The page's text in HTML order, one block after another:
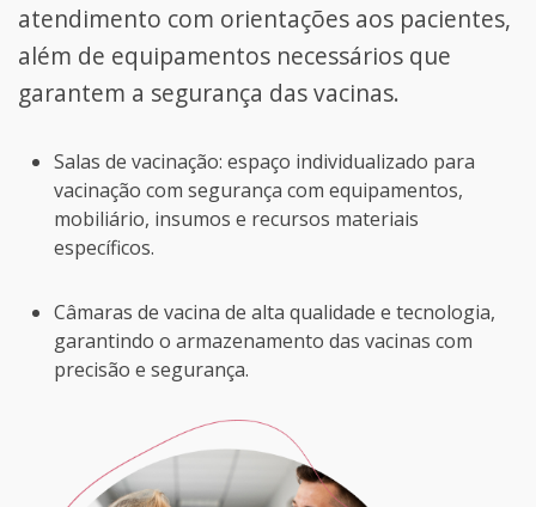
atendimento com orientações aos pacientes,
além de equipamentos necessários que
garantem a segurança das vacinas.
Salas de vacinação: espaço individualizado para
vacinação com segurança com equipamentos,
mobiliário, insumos e recursos materiais
específicos.
Câmaras de vacina de alta qualidade e tecnologia,
garantindo o armazenamento das vacinas com
precisão e segurança.